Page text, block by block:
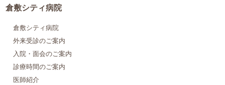
倉敷シティ病院
倉敷シティ病院
外来受診のご案内
入院・面会のご案内
診療時間のご案内
医師紹介